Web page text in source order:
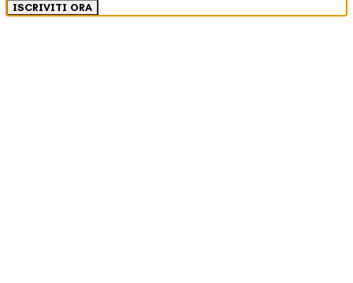
ISCRIVITI ORA